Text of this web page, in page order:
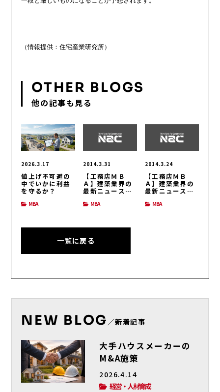
OTHER BLOGS
他の記事も見る
2026.3.17
値上げ不可避の
中でいかに利益
を守るか？
MBA
2014.3.31
【工務店ＭＢ
Ａ】建築業界の
最新ニュース
MBA
2014.3.24
【工務店ＭＢ
Ａ】建築業界の
最新ニュース
MBA
一覧に戻る
NEW BLOG ／新着記事
大手ハウスメーカーの
M&A施策
2026.4.14
経営・人材育成